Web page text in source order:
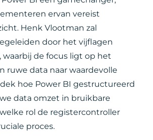
ervan vereist
Henk Vlootman zal
door het vijflagen
waarbij de focus ligt op het
ruwe data naar waardevolle
hoe Power BI gestructureerd
data omzet in bruikbare
rol de registercontroller
proces.